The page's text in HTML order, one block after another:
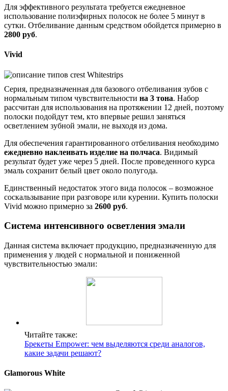
Для эффективного результата требуется ежедневное
использование полиэфирных полосок не более 5 минут в
сутки. Отбеливание данным средством обойдется примерно в
2800 руб.
Vivid
Серия, предназначенная для базового отбеливания зубов с
нормальным типом чувствительности на 3 тона. Набор
рассчитан для использования на протяжении 12 дней, поэтому
полоски подойдут тем, кто впервые решил заняться
осветлением зубной эмали, не выходя из дома.
Для обеспечения гарантированного отбеливания необходимо
ежедневно наклеивать изделие на полчаса. Видимый
результат будет уже через 5 дней. После проведенного курса
эмаль сохранит белый цвет около полугода.
Единственный недостаток этого вида полосок – возможное
соскальзывание при разговоре или курении. Купить полоски
Vivid можно примерно за 2600 руб.
Система интенсивного осветления эмали
Данная система включает продукцию, предназначенную для
применения у людей с нормальной и пониженной
чувствительностью эмали:
Читайте также:
Брекеты Empower: чем выделяются среди аналогов,
какие задачи решают?
Glamorous White